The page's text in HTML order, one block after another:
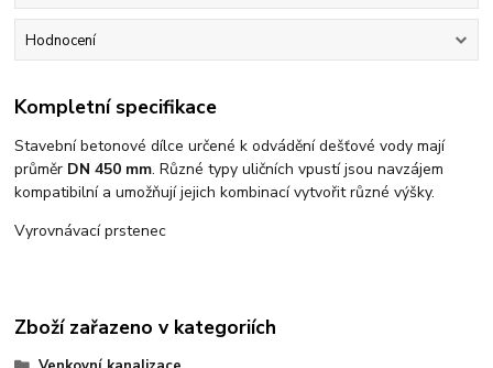
Hodnocení
Kompletní specifikace
Stavební betonové dílce určené k odvádění dešťové vody mají
průměr DN 450 mm. Různé typy uličních vpustí jsou navzájem
kompatibilní a umožňují jejich kombinací vytvořit různé výšky.
Vyrovnávací prstenec
Zboží zařazeno v kategoriích